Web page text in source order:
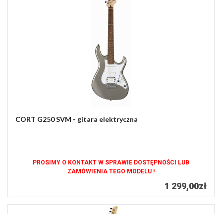
CORT G250 SVM - gitara elektryczna
PROSIMY O KONTAKT W SPRAWIE DOSTĘPNOŚCI LUB
ZAMÓWIENIA TEGO MODELU !
1 299,00zł